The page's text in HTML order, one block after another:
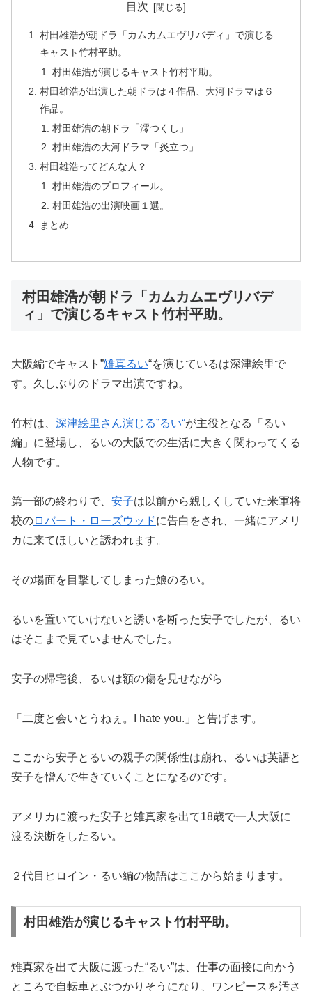
目次
村田雄浩が朝ドラ「カムカムエヴリバディ」で演じる
キャスト竹村平助。
村田雄浩が演じるキャスト竹村平助。
村田雄浩が出演した朝ドラは４作品、大河ドラマは６
作品。
村田雄浩の朝ドラ「澪つくし」
村田雄浩の大河ドラマ「炎立つ」
村田雄浩ってどんな人？
村田雄浩のプロフィール。
村田雄浩の出演映画１選。
まとめ
村田雄浩が朝ドラ「カムカムエヴリバデ
ィ」で演じるキャスト竹村平助。
大阪編でキャスト”雉真るい“を演じているは深津絵里で
す。久しぶりのドラマ出演ですね。
竹村は、 深津絵里さん演じる”るい“が主役となる「るい
編」に登場し、るいの大阪での生活に大きく関わってくる
人物です。
第一部の終わりで、 安子は以前から親しくしていた米軍将
校のロバート・ローズウッドに告白をされ、一緒にアメリ
カに来てほしいと誘われます。
その場面を目撃してしまった娘のるい。
るいを置いていけないと誘いを断った安子でしたが、るい
はそこまで見ていませんでした。
安子の帰宅後、るいは額の傷を見せながら
「二度と会いとうねぇ。I hate you.」と告げます。
ここから安子とるいの親子の関係性は崩れ、るいは英語と
安子を憎んで生きていくことになるのです。
アメリカに渡った安子と雉真家を出て18歳で一人大阪に
渡る決断をしたるい。
２代目ヒロイン・るい編の物語はここから始まります。
村田雄浩が演じるキャスト竹村平助。
雉真家を出て大阪に渡った“るい”は、仕事の面接に向かう
ところで自転車とぶつかりそうになり、ワンピースを汚さ